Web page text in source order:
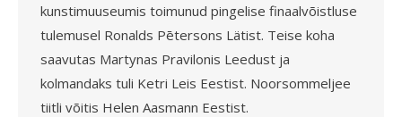
kunstimuuseumis toimunud pingelise finaalvõistluse
tulemusel Ronalds Pētersons Lätist. Teise koha
saavutas Martynas Pravilonis Leedust ja
kolmandaks tuli Ketri Leis Eestist. Noorsommeljee
tiitli võitis Helen Aasmann Eestist.